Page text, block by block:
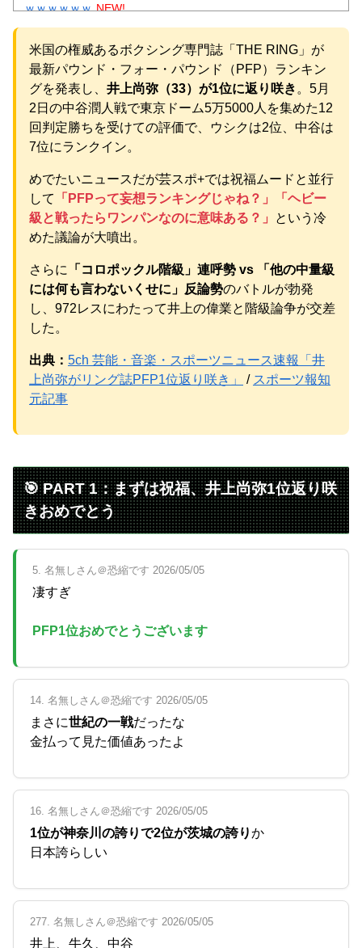
ｗｗｗｗｗｗ NEW!
【画像】 ワイ「アルファードいいなあ。買いに行くか」店
らもそう思うよな？？？？？ NEW!
【画像】 「キム兄」こと芸人・木村祐一さん（63歳）、最
新の松本人志さんとのツーショットが完全に別人だとネット
騒然！ 「マジで誰かわからん」...
NEW!
【続報】三山凌輝、花乃まりあと懲りずに密会継続→ガル
民「もう何回目だよ」総ツッコミｗｗｗ NEW!
【物議】板倉滉”年収7億円”報道にガル民騒然→トピ乱立に
元AKB社長、22億円申告漏れ 乃木坂46運営会社の株式を
パチンコ京楽産業に譲渡【ノース・リバー】【窪田康志】
元AKB社長、22億円申告漏れ 乃木坂46運営会社の株式を
パチンコ京楽産業に譲渡【ノース・リバー】【窪田康志】
Powered by livedoor 相互RSS
米国の権威あるボクシング専門誌「THE RING」が
最新パウンド・フォー・パウンド（PFP）ランキン
グを発表し、 井上尚弥（33）が1位に返り咲き 。5月
2日の中谷潤人戦で東京ドーム5万5000人を集めた12
回判定勝ちを受けての評価で、ウシクは2位、中谷は
7位にランクイン。
めでたいニュースだが芸スポ+では祝福ムードと並行
して
「PFPって妄想ランキングじゃね？」「ヘビー
級と戦ったらワンパンなのに意味ある？」
という冷
めた議論が大噴出。
さらに
「コロポックル階級」連呼勢 vs 「他の中量級
には何も言わないくせに」反論勢のバトルが勃発
し、972レスにわたって井上の偉業と階級論争が交差
した。
出典： 5ch 芸能・音楽・スポーツニュース速報「井
上尚弥がリング誌PFP1位返り咲き」
/ スポーツ報知
元記事
🎯 PART 1：まずは祝福、井上尚弥1位返り咲
きおめでとう
5. 名無しさん＠恐縮です 2026/05/05
凄すぎ
PFP1位おめでとうございます
14. 名無しさん＠恐縮です 2026/05/05
まさに世紀の一戦だったな
金払って見た価値あったよ
16. 名無しさん＠恐縮です 2026/05/05
1位が神奈川の誇りで2位が茨城の誇りか
日本誇らしい
277. 名無しさん＠恐縮です 2026/05/05
井上、牛久、中谷